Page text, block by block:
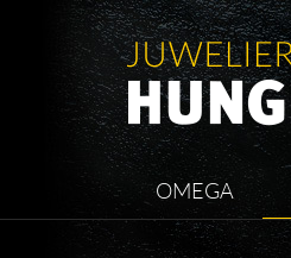
OMEGA